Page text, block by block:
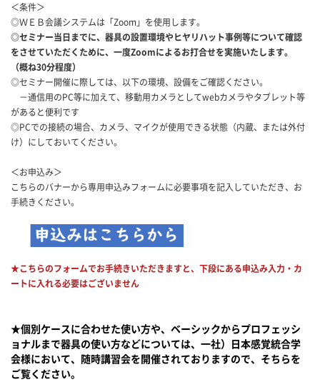
＜条件＞
◎ＷＥＢ会議システムは「Zoom」を使用します。
◎セミナー当日までに、器具の設置環境やヒヤリハット事例等について確認
をさせていただくために、一度Zoomによるお打合せを実施いたします。
（概ね30分程度）
◎セミナー開催に際しては、以下の環境、設備をご確認ください。
－通信用のPC等に加えて、移動用カメラとしてwebカメラやタブレット等
があると便利です
◎PCでの接続の場合、カメラ、マイクが使用できる状態（内蔵、または外付
け）にしておいてください。
＜お申込み＞
こちらのバナーから専用申込みフォームに必要事項を記入していただき、お
手続きください。
★こちらのフォームでお手続きいただきますと、下段にある申込み入力・カ
ートに入れる必要はございません
★個別ケースに合わせた使い方や、ベーシックからプロフェッシ
ョナルまで器具の使い方などについては、一社）日本感覚統合学
会様において、随時講習会を開催されておりますので、そちらを
ご覧ください。